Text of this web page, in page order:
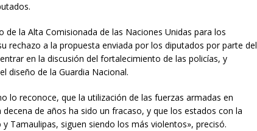
de la Alta Comisionada de las Naciones Unidas para los
rechazo a la propuesta enviada por los diputados por parte del
en la discusión del fortalecimiento de las policías, y
diseño de la Guardia Nacional.
lo reconoce, que la utilización de las fuerzas armadas en
de años ha sido un fracaso, y que los estados con la
Tamaulipas, siguen siendo los más violentos», precisó.